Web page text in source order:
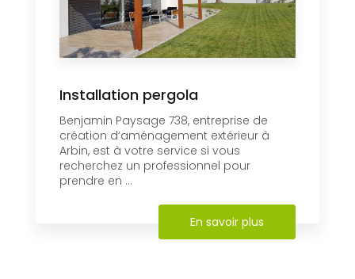
Installation pergola
Benjamin Paysage 738, entreprise de
création d’aménagement extérieur à
Arbin, est à votre service si vous
recherchez un professionnel pour
prendre en ...
En savoir plus